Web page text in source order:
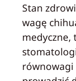
Stan
wagę
medyczne,